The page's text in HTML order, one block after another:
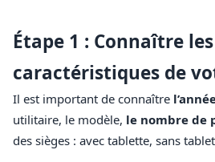
Étape 1 : Connaître les
caractéristiques de
Il est important de connaître
utilitaire, le modèle, le nombre de
des sièges : avec tablette, sans